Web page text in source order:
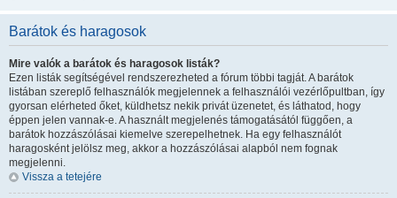
Barátok és haragosok
Mire valók a barátok és haragosok listák?
Ezen listák segítségével rendszerezheted a fórum többi tagját. A barátok
listában szereplő felhasználók megjelennek a felhasználói vezérlőpultban, így
gyorsan elérheted őket, küldhetsz nekik privát üzenetet, és láthatod, hogy
éppen jelen vannak-e. A használt megjelenés támogatásától függően, a
barátok hozzászólásai kiemelve szerepelhetnek. Ha egy felhasználót
haragosként jelölsz meg, akkor a hozzászólásai alapból nem fognak
megjelenni.
Vissza a tetejére